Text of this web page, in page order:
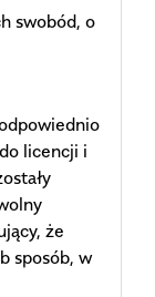
swobód, o
licencji i
że
sposób, w